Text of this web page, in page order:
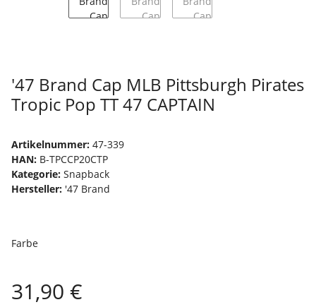
'47 Brand Cap MLB Pittsburgh Pirates
Tropic Pop TT 47 CAPTAIN
Artikelnummer: 47-339
HAN: B-TPCCP20CTP
Kategorie: Snapback
Hersteller: '47 Brand
Farbe
31,90 €